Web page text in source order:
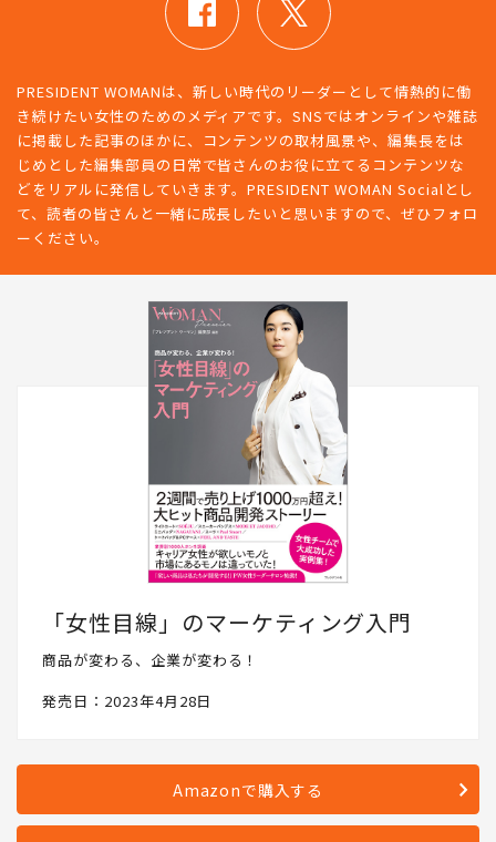
PRESIDENT WOMANは、新しい時代のリーダーとして情熱的に働
き続けたい女性のためのメディアです。SNSではオンラインや雑誌
に掲載した記事のほかに、コンテンツの取材風景や、編集長をは
じめとした編集部員の日常で皆さんのお役に立てるコンテンツな
どをリアルに発信していきます。PRESIDENT WOMAN Socialとし
て、読者の皆さんと一緒に成長したいと思いますので、ぜひフォロ
ーください。
「女性目線」のマーケティング入門
商品が変わる、企業が変わる！
発売日：2023年4月28日
Amazonで購入する